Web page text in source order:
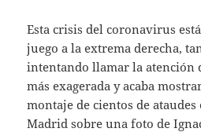
Esta crisis del coronavirus
juego a la extrema derecha,
intentando llamar la atención
más exagerada y acaba
montaje de cientos de
Madrid sobre una foto de